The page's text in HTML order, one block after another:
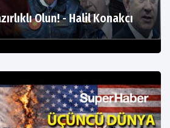
Olun! - Halil Konakcı